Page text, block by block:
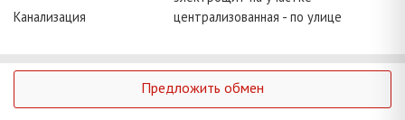
Канализация
централизованная - по улице
Предложить обмен